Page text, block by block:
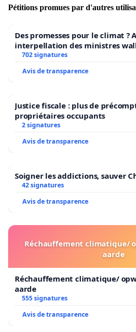
Pétitions promues par d'autres
Des promesses pour le climat ?
interpellation des ministres
l’environnement.
702 signatures
Avis de transparence
Justice fiscale : plus de
propriétaires occupants
2 signatures
Avis de transparence
Soigner les addictions, sauver
42 signatures
Avis de transparence
Réchauffement climatique/
aarde
Réchauffement climatique/
aarde
555 signatures
Avis de transparence